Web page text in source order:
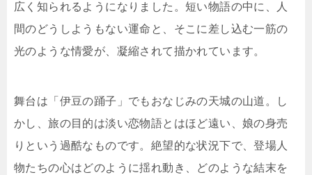
広く知られるようになりました。短い物語の中に、人
間のどうしようもない運命と、そこに差し込む一筋の
光のような情愛が、凝縮されて描かれています。
舞台は「伊豆の踊子」でもおなじみの天城の山道。し
かし、旅の目的は淡い恋物語とはほど遠い、娘の身売
りという過酷なものです。絶望的な状況下で、登場人
物たちの心はどのように揺れ動き、どのような結末を